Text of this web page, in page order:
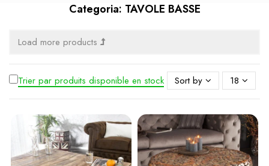
Categoria: TAVOLE BASSE
Load more products
Trier par produits disponible en stock Sort by 18